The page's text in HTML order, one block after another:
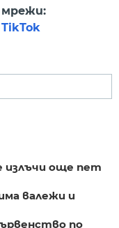
TikTok
излъчи още пет
валежи и
по